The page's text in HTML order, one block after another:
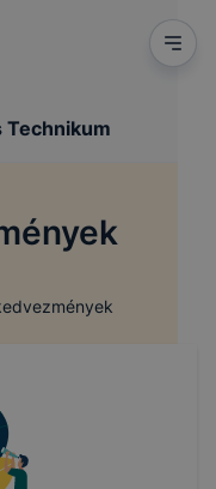
Technikum